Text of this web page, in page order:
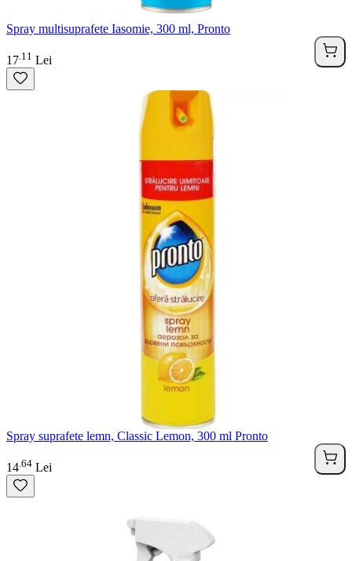
Spray multisuprafete Iasomie, 300 ml, Pronto
17 11 Lei
Spray suprafete lemn, Classic Lemon, 300 ml Pronto
14 64 Lei